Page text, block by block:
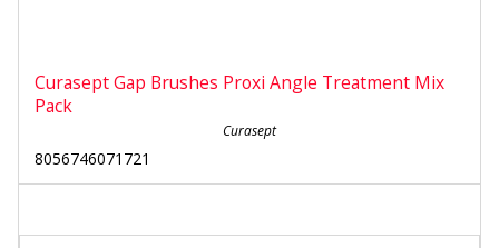
Curasept Gap Brushes Proxi Angle Treatment Mix
Pack
Curasept
8056746071721